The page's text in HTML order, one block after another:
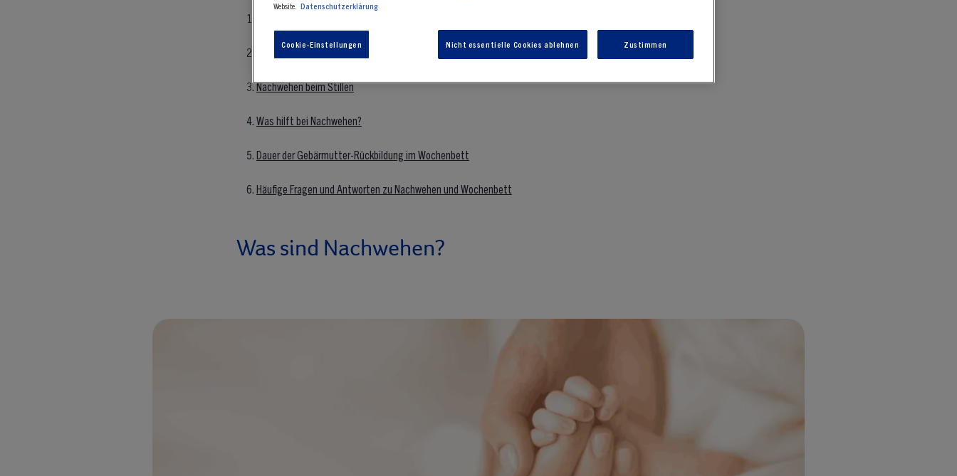
Nachwehen nach einem Kaiserschnitt – wie lange?
Nachwehen beim Stillen
Was hilft bei Nachwehen?
Dauer der Gebärmutter-Rückbildung im Wochenbett
Häufige Fragen und Antworten zu Nachwehen und Wochenbett
Was sind Nachwehen?
Website. Datenschutzerklärung
Cookie-Einstellungen Nicht essentielle Cookies ablehnen Zustimmen